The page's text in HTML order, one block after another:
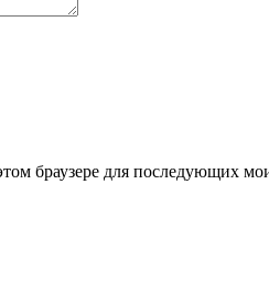
браузере для последующих